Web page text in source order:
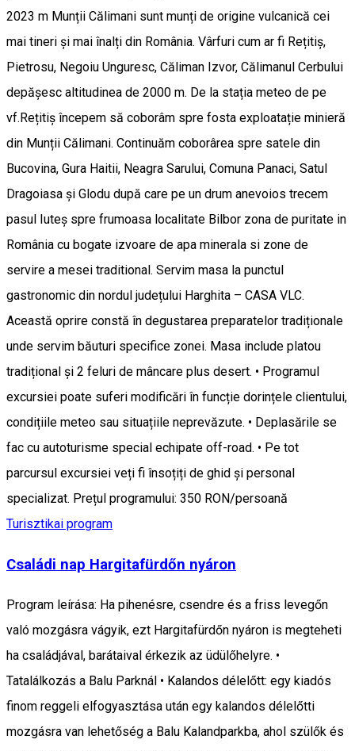
2023 m Munții Călimani sunt munți de origine vulcanică cei
mai tineri și mai înalți din România. Vârfuri cum ar fi Rețitiș,
Pietrosu, Negoiu Unguresc, Căliman Izvor, Călimanul Cerbului
depășesc altitudinea de 2000 m. De la stația meteo de pe
vf.Rețitiș începem să coborâm spre fosta exploatație minieră
din Munții Călimani. Continuăm coborârea spre satele din
Bucovina, Gura Haitii, Neagra Sarului, Comuna Panaci, Satul
Dragoiasa și Glodu după care pe un drum anevoios trecem
pasul Iuteș spre frumoasa localitate Bilbor zona de puritate in
România cu bogate izvoare de apa minerala si zone de
servire a mesei traditional. Servim masa la punctul
gastronomic din nordul județului Harghita – CASA VLC.
Această oprire constă în degustarea preparatelor tradiționale
unde servim băuturi specifice zonei. Masa include platou
tradițional și 2 feluri de mâncare plus desert. • Programul
excursiei poate suferi modificări în funcție dorințele clientului,
condițiile meteo sau situațiile neprevăzute. • Deplasările se
fac cu autoturisme special echipate off-road. • Pe tot
parcursul excursiei veți fi însoțiți de ghid și personal
specializat. Prețul programului: 350 RON/persoană
Turisztikai program
Családi nap Hargitafürdőn nyáron
Program leírása: Ha pihenésre, csendre és a friss levegőn
való mozgásra vágyik, ezt Hargitafürdőn nyáron is megteheti
ha családjával, barátaival érkezik az üdülőhelyre. •
Tatalálkozás a Balu Parknál • Kalandos délelőtt: egy kiadós
finom reggeli elfogyasztása után egy kalandos délelőtti
mozgásra van lehetőség a Balu Kalandparkba, ahol szülők és